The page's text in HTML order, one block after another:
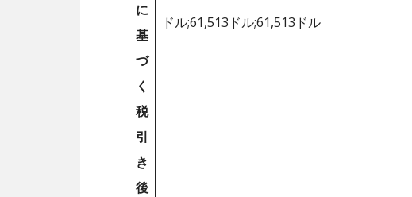
に
基
づ
く
税
引
き
後
ドル;61,513ドル;61,513ドル